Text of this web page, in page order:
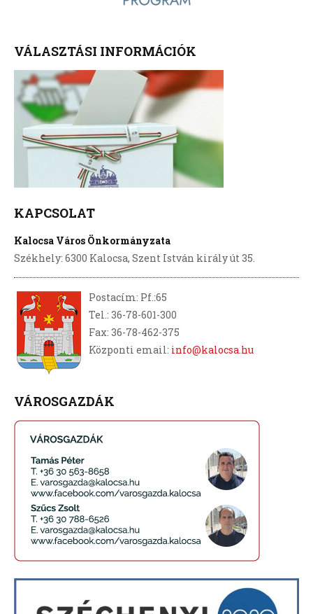
VÁLASZTÁSI INFORMÁCIÓK
KAPCSOLAT
Kalocsa Város Önkormányzata
Székhely: 6300 Kalocsa, Szent István király út 35.
Postacím: Pf.:65
Tel.: 36-78-601-300
Fax: 36-78-462-375
Központi email: info@kalocsa.hu
VÁROSGAZDÁK